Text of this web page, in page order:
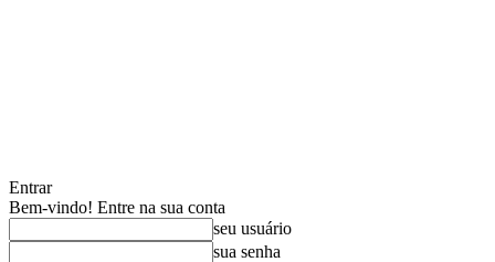
Entrar
Bem-vindo! Entre na sua conta
seu usuário
sua senha